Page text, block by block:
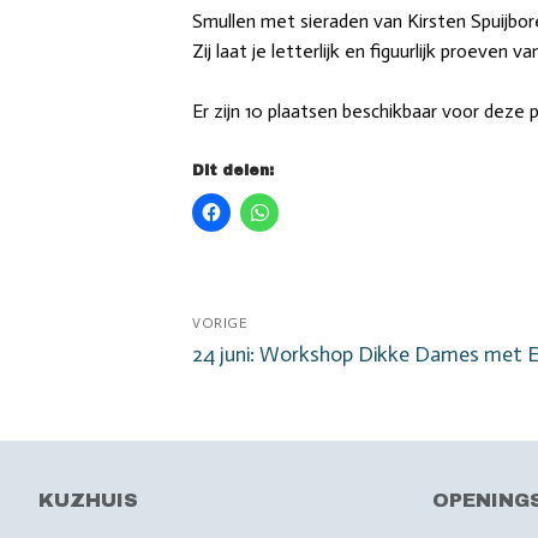
Smullen met sieraden van Kirsten
Zij laat je letterlijk en figuurlijk proeven
Er zijn 10 plaatsen beschikbaar voor
Dit delen:
Bericht
navigatie
VORIGE
Vorig
24 juni: Workshop Dikke Dames met
KUZHUIS